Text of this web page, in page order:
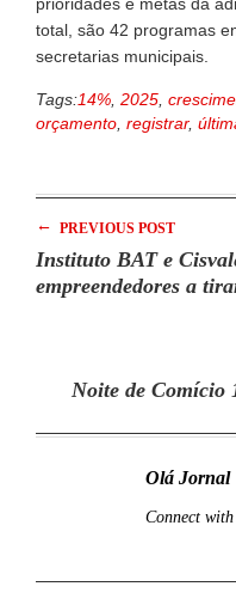
prioridades e metas da
total, são 42 programas
secretarias municipais.
Tags:14%, 2025,
orçamento, registrar,
← PREVIOUS POST
Instituto BAT e
empreendedores a
Noite de Comício
Olá Jornal
Connect